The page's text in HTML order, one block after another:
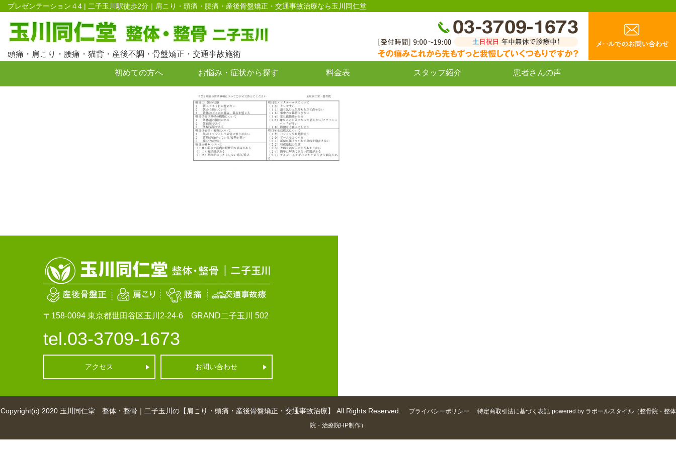
プレゼンテーション４4 | 二子玉川駅徒歩2分｜肩こり・頭痛・腰痛・産後骨盤矯正・交通事故治療なら玉川同仁堂
頭痛・肩こり・腰痛・猫背・産後不調・骨盤矯正・交通事故施術
初めての方へ お悩み・症状から探す 料金表 スタッフ紹介 患者さんの声
〒158-0094 東京都世田谷区玉川2-24-6 GRAND二子玉川 502
tel.03-3709-1673
アクセス お問い合わせ
Copyright(c) 2020 玉川同仁堂 整体・整骨｜二子玉川の【肩こり・頭痛・産後骨盤矯正・交通事故治療】 All Rights Reserved. プライバシーポリシー 特定商取引法に基づく表記 powered by ラポールスタイル（整骨院・整体
院・治療院HP制作）